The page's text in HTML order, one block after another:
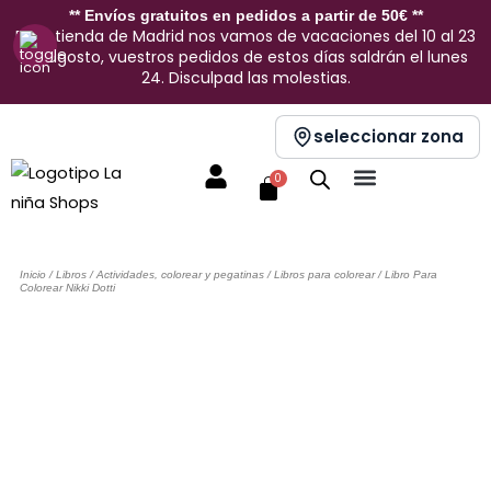
contenido
** Envíos gratuitos en pedidos a partir de 50€ **
En la tienda de Madrid nos vamos de vacaciones del 10 al 23
de agosto, vuestros pedidos de estos días saldrán el lunes
24. Disculpad las molestias.
seleccionar zona
0
Carrito
Inicio/Libros/Actividades, colorear y pegatinas/Libros para colorear/ Libro Para
Colorear Nikki Dotti